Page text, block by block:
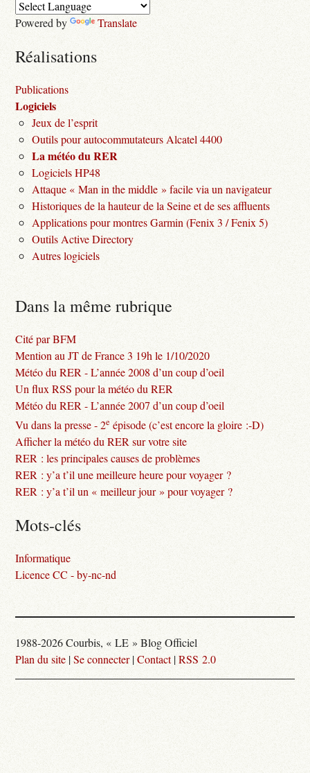
Powered by Translate
Réalisations
Publications
Logiciels
Jeux de l’esprit
Outils pour autocommutateurs Alcatel 4400
La météo du RER
Logiciels HP48
Attaque « Man in the middle » facile via un navigateur
Historiques de la hauteur de la Seine et de ses affluents
Applications pour montres Garmin (Fenix 3 / Fenix 5)
Outils Active Directory
Autres logiciels
Dans la même rubrique
Cité par BFM
Mention au JT de France 3 19h le 1/10/2020
Météo du RER - L’année 2008 d’un coup d’oeil
Un flux RSS pour la météo du RER
Météo du RER - L’année 2007 d’un coup d’oeil
Vu dans la presse - 2e épisode (c’est encore la gloire :-D)
Afficher la météo du RER sur votre site
RER : les principales causes de problèmes
RER : y’a t’il une meilleure heure pour voyager ?
RER : y’a t’il un « meilleur jour » pour voyager ?
Mots-clés
Informatique
Licence CC - by-nc-nd
1988-2026 Courbis, « LE » Blog Officiel
Plan du site |Se connecter|Contact|RSS 2.0